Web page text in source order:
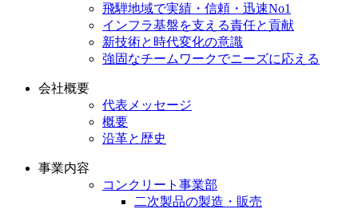
飛騨地域で実績・信頼・迅速No1
インフラ基盤を支える責任と貢献
新技術と時代変化の意識
強固なチームワークでニーズに応える
会社概要
代表メッセージ
概要
沿革と歴史
事業内容
コンクリート事業部
二次製品の製造・販売